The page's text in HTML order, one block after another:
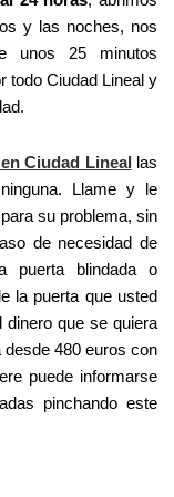
y las noches, nos
unos 25 minutos
todo Ciudad Lineal y
Ciudad Lineal las
Llame y le
su problema, sin
de necesidad de
puerta blindada o
la puerta que usted
dinero que se quiera
desde 480 euros con
puede informarse
pinchando este